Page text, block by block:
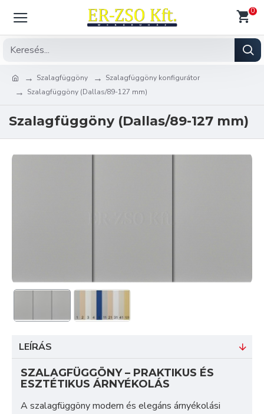
0
Szalagfüggöny
Szalagfüggöny konfigurátor
Szalagfüggöny (Dallas/89-127 mm)
Szalagfüggöny (Dallas/89-127 mm)
LEÍRÁS
SZALAGFÜGGÖNY – PRAKTIKUS ÉS
ESZTÉTIKUS ÁRNYÉKOLÁS
A szalagfüggöny modern és elegáns árnyékolási